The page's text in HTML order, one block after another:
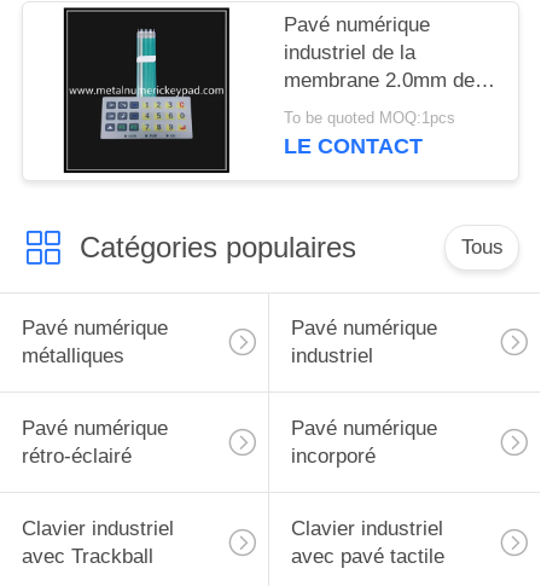
Pavé numérique
industriel de la
membrane 2.0mm de
film de pot en métal
d'ANIMAL FAMILIER
To be quoted MOQ:1pcs
LE CONTACT
Catégories populaires Tous
Pavé numérique
métalliques
Pavé numérique
industriel
Pavé numérique
rétro-éclairé
Pavé numérique
incorporé
Clavier industriel
avec Trackball
Clavier industriel
avec pavé tactile